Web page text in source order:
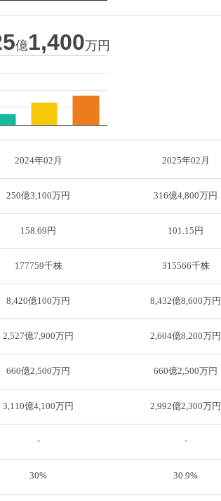
億1,400万円
2024年02月 2025年02月
250億3,100万円 316億4,800万円
158.69円 101.15円
177759千株 315566千株
8,420億100万円 8,432億8,600万円
2,527億7,900万円 2,604億8,200万円
660億2,500万円 660億2,500万円
3,110億4,100万円 2,992億2,300万円
- -
30% 30.9%